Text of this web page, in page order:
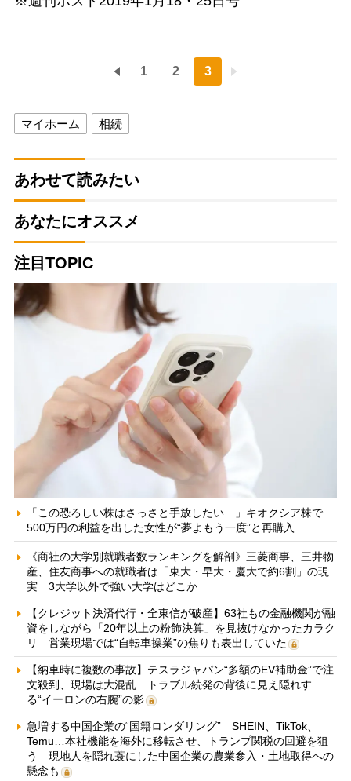
1 2 3
マイホーム 相続
あわせて読みたい
あなたにオススメ
注目TOPIC
「この恐ろしい株はさっさと手放したい…」キオクシア株で
500万円の利益を出した女性が“夢よもう一度”と再購入
《商社の大学別就職者数ランキングを解剖》三菱商事、三井物
産、住友商事への就職者は「東大・早大・慶大で約6割」の現
実 3大学以外で強い大学はどこか
【クレジット決済代行・全東信が破産】63社もの金融機関が融
資をしながら「20年以上の粉飾決算」を見抜けなかったカラク
リ 営業現場では“自転車操業”の焦りも表出していた
【納車時に複数の事故】テスラジャパン“多額のEV補助金”で注
文殺到、現場は大混乱 トラブル続発の背後に見え隠れす
る“イーロンの右腕”の影
急増する中国企業の“国籍ロンダリング” SHEIN、TikTok、
Temu…本社機能を海外に移転させ、トランプ関税の回避を狙
う 現地人を隠れ蓑にした中国企業の農業参入・土地取得への
懸念も